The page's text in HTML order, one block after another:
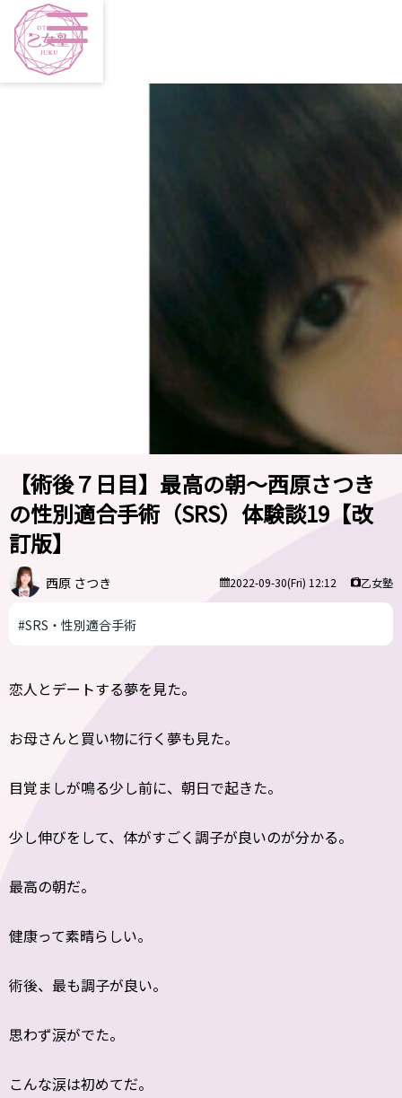
【術後７日目】最高の朝～西原さつき
の性別適合手術（SRS）体験談19【改
訂版】
西原 さつき 2022-09-30(Fri) 12:12 乙女塾
#SRS・性別適合手術
恋人とデートする夢を見た。
お母さんと買い物に行く夢も見た。
目覚ましが鳴る少し前に、朝日で起きた。
少し伸びをして、体がすごく調子が良いのが分かる。
最高の朝だ。
健康って素晴らしい。
術後、最も調子が良い。
思わず涙がでた。
こんな涙は初めてだ。